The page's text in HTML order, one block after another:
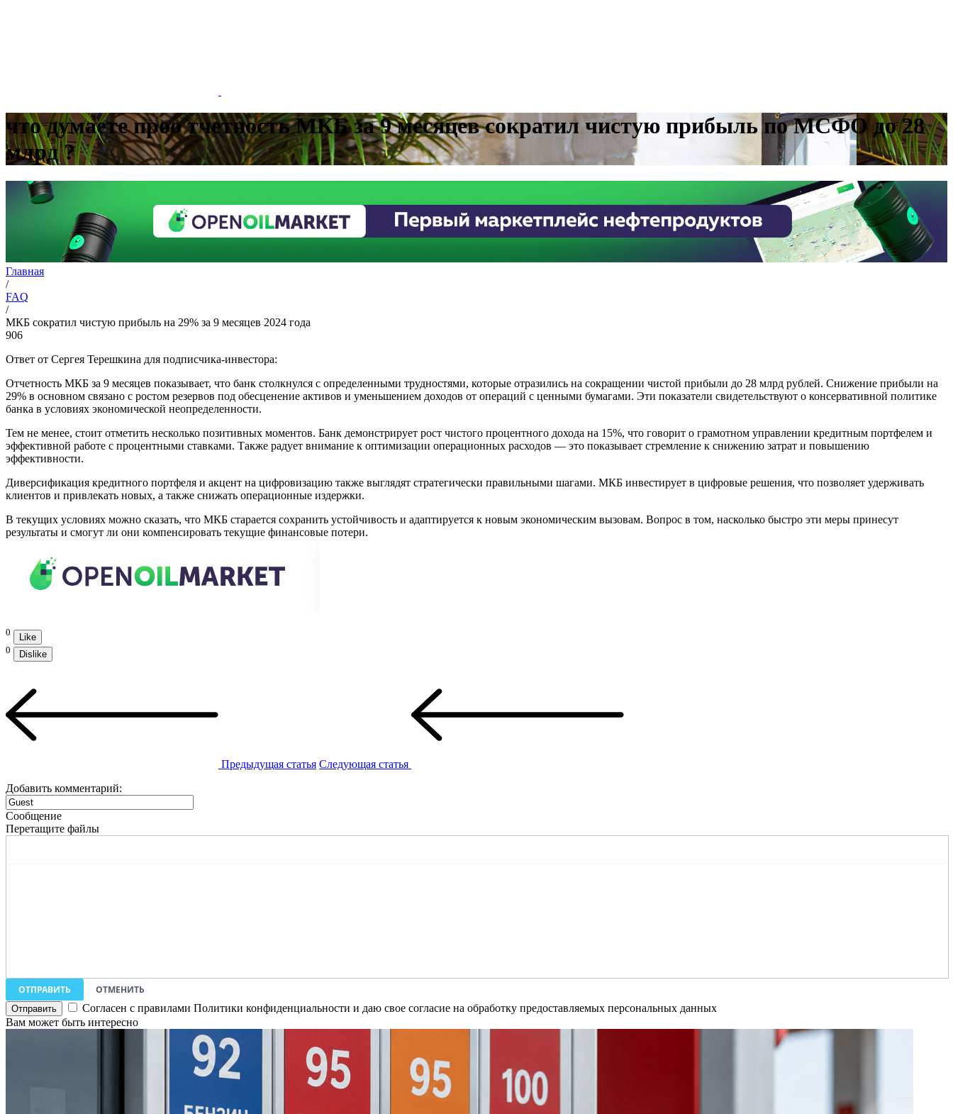
что думаете проо тчетность МКБ за 9 месяцев сократил чистую прибыль по МСФО до 28
млрд ?
Главная
/
FAQ
/
МКБ сократил чистую прибыль на 29% за 9 месяцев 2024 года
906
Ответ от Сергея Терешкина для подписчика-инвестора:
Отчетность МКБ за 9 месяцев показывает, что банк столкнулся с определенными трудностями, которые отразились на сокращении чистой прибыли до 28 млрд рублей. Снижение прибыли на
29% в основном связано с ростом резервов под обесценение активов и уменьшением доходов от операций с ценными бумагами. Эти показатели свидетельствуют о консервативной политике
банка в условиях экономической неопределенности.
Тем не менее, стоит отметить несколько позитивных моментов. Банк демонстрирует рост чистого процентного дохода на 15%, что говорит о грамотном управлении кредитным портфелем и
эффективной работе с процентными ставками. Также радует внимание к оптимизации операционных расходов — это показывает стремление к снижению затрат и повышению
эффективности.
Диверсификация кредитного портфеля и акцент на цифровизацию также выглядят стратегически правильными шагами. МКБ инвестирует в цифровые решения, что позволяет удерживать
клиентов и привлекать новых, а также снижать операционные издержки.
В текущих условиях можно сказать, что МКБ старается сохранить устойчивость и адаптируется к новым экономическим вызовам. Вопрос в том, насколько быстро эти меры принесут
результаты и смогут ли они компенсировать текущие финансовые потери.
0
Like
0
Dislike
Предыдущая статья Следующая статья
Добавить комментарий:
Сообщение
Перетащите файлы
ОТПРАВИТЬ
ОТМЕНИТЬ
Согласен с правилами Политики конфиденциальности и даю свое согласие на обработку предоставляемых персональных данных
Вам может быть интересно